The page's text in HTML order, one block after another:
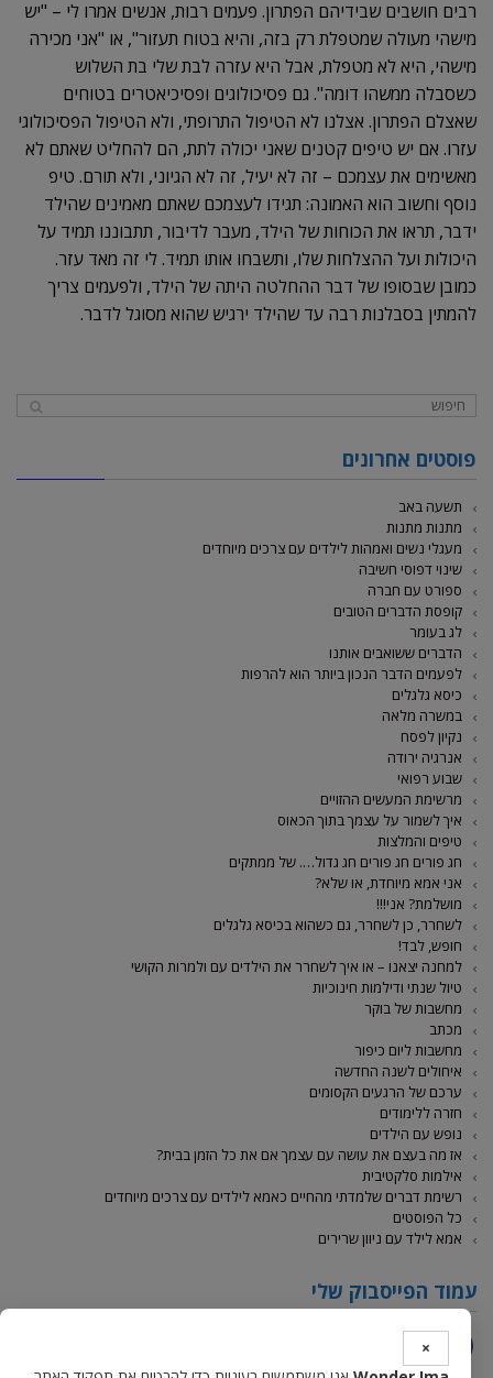
רבים חושבים שבידיהם הפתרון. פעמים רבות, אנשים אמרו לי – "יש
מישהי מעולה שמטפלת רק בזה, והיא בטוח תעזור", או "אני מכירה
מישהי, היא לא מטפלת, אבל היא עזרה לבת שלי בת השלוש
כשסבלה ממשהו דומה". גם פסיכולוגים ופסיכיאטרים בטוחים
שאצלם הפתרון. אצלנו לא הטיפול התרופתי, ולא הטיפול הפסיכולוגי
עזרו. אם יש טיפים קטנים שאני יכולה לתת, הם להחליט שאתם לא
מאשימים את עצמכם – זה לא יעיל, זה לא הגיוני, ולא תורם. טיפ
נוסף וחשוב הוא האמונה: תגידו לעצמכם שאתם מאמינים שהילד
ידבר, תראו את הכוחות של הילד, מעבר לדיבור, תתבוננו תמיד על
היכולות ועל ההצלחות שלו, ותשבחו אותו תמיד. לי זה מאד עזר.
כמובן שבסופו של דבר ההחלטה היתה של הילד, ולפעמים צריך
להמתין בסבלנות רבה עד שהילד ירגיש שהוא מסוגל לדבר.
פוסטים אחרונים
תשעה באב
מתנות מתנות
מעגלי נשים ואמהות לילדים עם צרכים מיוחדים
שינוי דפוסי חשיבה
ספורט עם חברה
קופסת הדברים הטובים
לג בעומר
הדברים ששואבים אותנו
לפעמים הדבר הנכון ביותר הוא להרפות
כיסא גלגלים
במשרה מלאה
נקיון לפסח
אנרגיה ירודה
שבוע רפואי
מרשימת המעשים ההזויים
איך לשמור על עצמך בתוך הכאוס
טיפים והמלצות
חג פורים חג פורים חג גדול…. של ממתקים
אני אמא מיוחדת, או שלא?
מושלמת? אני!!!
לשחרר, כן לשחרר, גם כשהוא בכיסא גלגלים
חופש, לבד!
למחנה יצאנו – או איך לשחרר את הילדים עם ולמרות הקושי
טיול שנתי ודילמות חינוכיות
מחשבות של בוקר
מכתב
מחשבות ליום כיפור
איחולים לשנה החדשה
ערכם של הרגעים הקסומים
חזרה ללימודים
נופש עם הילדים
אז מה בעצם את עושה עם עצמך אם את כל הזמן בבית?
אילמות סלקטיבית
רשימת דברים שלמדתי מהחיים כאמא לילדים עם צרכים מיוחדים
כל הפוסטים
אמא לילד עם ניוון שרירים
עמוד הפייסבוק שלי
Facebook
×